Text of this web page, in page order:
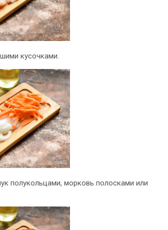
кусочками.
полукольцами, морковь полосками или